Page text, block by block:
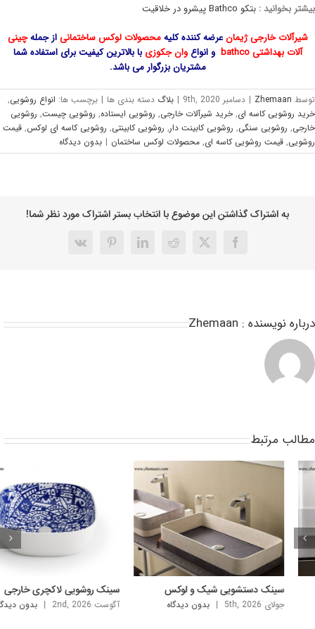
بخوانید : بتکو Bathco پیشرو در خلاقیت
شیرآلات خارجیژیمانعرضه کننده کلیهمحصولات لوکس ساختمانیاز جملهچینی
آلات بهداشتی bathco
و انواع وان جکوزیبا بالاترین کیفیت برای استفاده شما
مشتریان بزرگوار می باشد.
Zhemaan دسامبر 9th, 2020 بلاگدسته بندی ها برچسب ها: انواع روشویی,
روشویی کاسه ای,خرید شیرآلات خارجی, روشویی ایستاده, روشویی چیست, روشویی
, روشویی سنگی, روشویی کابینت دار, روشویی کابینتی, روشویی کاسه ای لوکس, قیمت
, قیمت روشویی کاسه ای, محصولات لوکس ساختمان بدون ديدگاه
به اشتراک گذاشتن این موضوع با انتخاب بستر اشتراک مورد نظر شما!
نویسنده : Zhemaan
مرتبط
دستشویی شیک و لوکس
| بدون ديدگاه
سینک روشویی لاکچری خارجی
| بدون ديدگاه